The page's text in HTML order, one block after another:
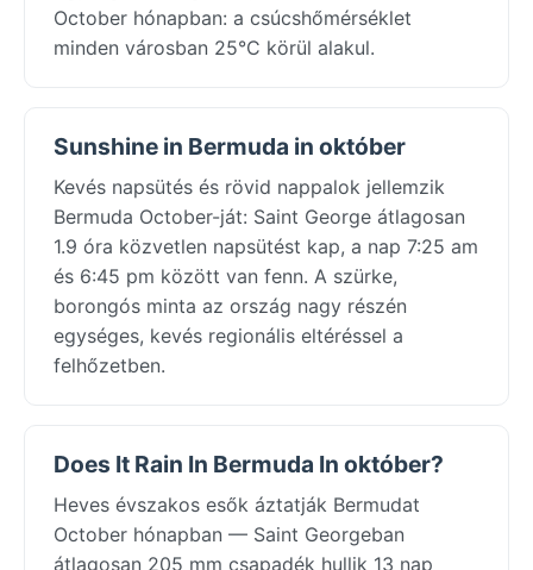
October hónapban: a csúcshőmérséklet
minden városban 25°C körül alakul.
Sunshine in Bermuda in október
Kevés napsütés és rövid nappalok jellemzik
Bermuda October-ját: Saint George átlagosan
1.9 óra közvetlen napsütést kap, a nap 7:25 am
és 6:45 pm között van fenn. A szürke,
borongós minta az ország nagy részén
egységes, kevés regionális eltéréssel a
felhőzetben.
Does It Rain In Bermuda In október?
Heves évszakos esők áztatják Bermudat
October hónapban — Saint Georgeban
átlagosan 205 mm csapadék hullik 13 nap